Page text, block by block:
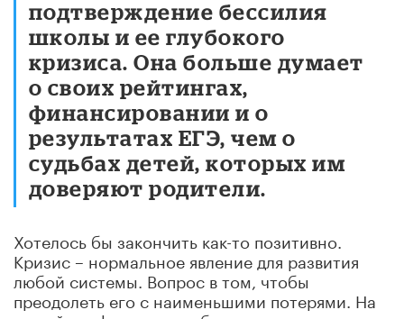
подтверждение бессилия
школы и ее глубокого
кризиса. Она больше думает
о своих рейтингах,
финансировании и о
результатах ЕГЭ, чем о
судьбах детей, которых им
доверяют родители.
Хотелось бы закончить как-то позитивно.
Кризис – нормальное явление для развития
любой системы. Вопрос в том, чтобы
преодолеть его с наименьшими потерями. На